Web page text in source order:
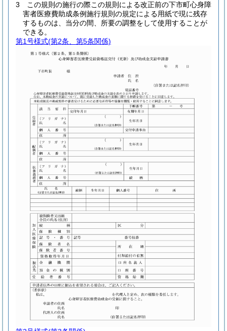
3
この規則の施行の際この規則による改正前の下市町心身障
害者医療費助成条例施行規則の規定による用紙で現に残存
するものは、当分の間、所要の調整をして使用することが
できる。
第1号様式(第2条、第5条関係)